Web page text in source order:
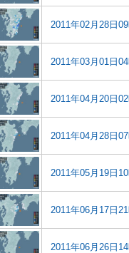
2011年02月28日
2011年03月01日
2011年04月20日
2011年04月28日
2011年05月19日
2011年06月17日
2011年06月26日